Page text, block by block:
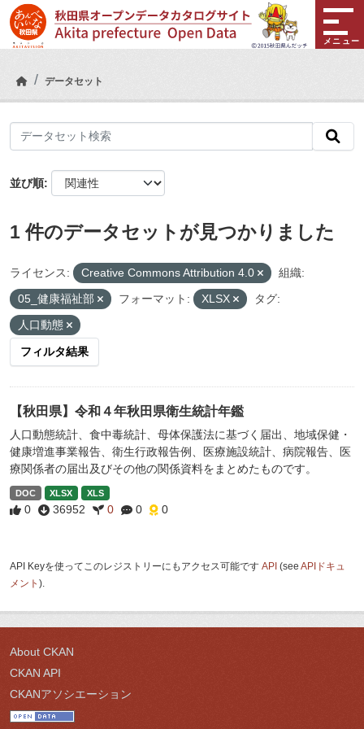
Skip to main content
メニュー
データセット
並び順
1 件のデータセットが見つかりました
ライセンス: Creative Commons Attribution 4.0
組織:
05_健康福祉部
フォーマット: XLSX
タグ:
人口動態
フィルタ結果
【秋田県】令和４年秋田県衛生統計年鑑
人口動態統計、食中毒統計、母体保護法に基づく届出、地域保健・
健康増進事業報告、衛生行政報告例、医療施設統計、病院報告、医
療関係者の届出及びその他の関係資料をまとめたものです。
DOC XLSX XLS
0 36952 0 0 0
API Keyを使ってこのレジストリーにもアクセス可能です API (see APIドキュ
メント ).
About CKAN
CKAN API
CKANアソシエーション